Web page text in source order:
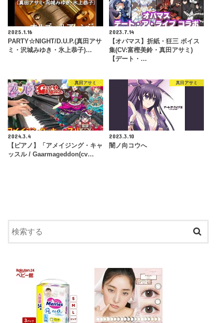
2025.1.16
PARTY☆NIGHT/D.U.P.(真田アサ
ミ・沢城みゆき・氷上恭子)…
2023.7.14
【オバマス】折紙・狂三 ボイス
集(CV:富樫美鈴・真田アサミ)
【デート・…
真田アサミ
2024.3.4
【ピアノ】「アメイジング・キャ
ッスル / Gaarmageddon(cv…
真田アサミ
2023.3.10
闇ノ向コウへ